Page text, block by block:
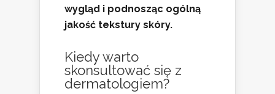
wygląd i podnosząc ogólną
jakość tekstury skóry.
Kiedy warto
skonsultować się z
dermatologiem?